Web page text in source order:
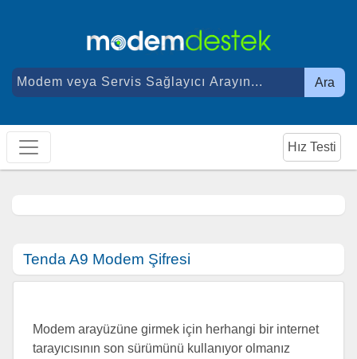
Ara
Hız Testi
Tenda A9 Modem Şifresi
Modem arayüzüne girmek için herhangi bir internet
tarayıcısının son sürümünü kullanıyor olmanız